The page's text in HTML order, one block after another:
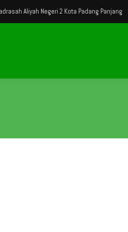
Aliyah Negeri 2 Kota Padang Panjang